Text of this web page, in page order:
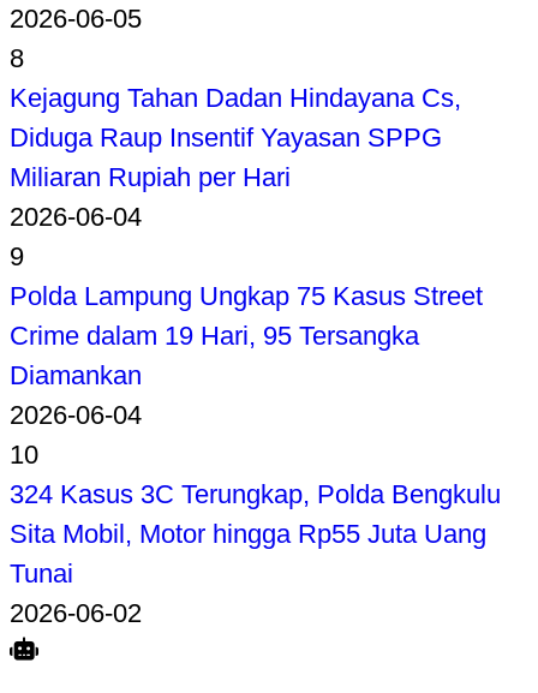
2026-06-05
8
Kejagung Tahan Dadan Hindayana Cs,
Diduga Raup Insentif Yayasan SPPG
Miliaran Rupiah per Hari
2026-06-04
9
Polda Lampung Ungkap 75 Kasus Street
Crime dalam 19 Hari, 95 Tersangka
Diamankan
2026-06-04
10
324 Kasus 3C Terungkap, Polda Bengkulu
Sita Mobil, Motor hingga Rp55 Juta Uang
Tunai
2026-06-02